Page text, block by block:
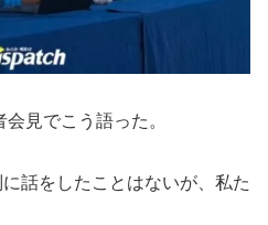
見でこう語った。
話をしたことはないが、私た